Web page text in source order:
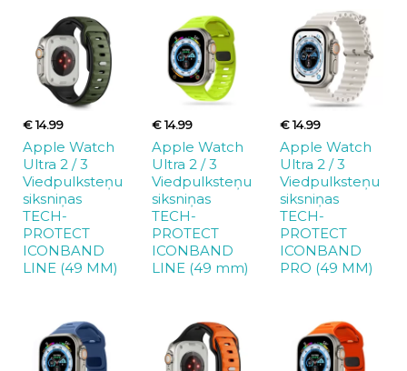
€ 14.99
Apple Watch
Ultra 2 / 3
Viedpulksteņu
siksniņas
TECH-
PROTECT
ICONBAND
LINE (49 MM)
€ 14.99
Apple Watch
Ultra 2 / 3
Viedpulksteņu
siksniņas
TECH-
PROTECT
ICONBAND
LINE (49 mm)
€ 14.99
Apple Watch
Ultra 2 / 3
Viedpulksteņu
siksniņas
TECH-
PROTECT
ICONBAND
PRO (49 MM)